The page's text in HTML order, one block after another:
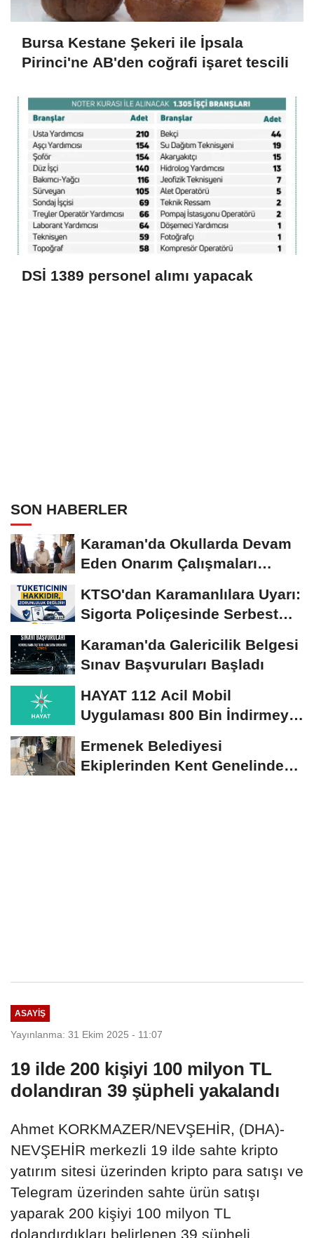
Bursa Kestane Şekeri ile İpsala
Pirinci'ne AB'den coğrafi işaret tescili
DSİ 1389 personel alımı yapacak
SON HABERLER
Karaman'da Okullarda Devam
Eden Onarım Çalışmaları
KTSO'dan Karamanlılara Uyarı:
Sigorta Poliçesinde Serbest
Karaman'da Galericilik Belgesi
Sınav Başvuruları Başladı
HAYAT 112 Acil Mobil
Uygulaması 800 Bin İndirmeyi
Ermenek Belediyesi
Ekiplerinden Kent Genelinde
ASAYIŞ
Yayınlanma: 31 Ekim 2025 - 11:07
19 ilde 200 kişiyi 100 milyon TL
dolandıran 39 şüpheli yakalandı
Ahmet KORKMAZER/NEVŞEHİR, (DHA)-
NEVŞEHİR merkezli 19 ilde sahte kripto
yatırım sitesi üzerinden kripto para satışı ve
Telegram üzerinden sahte ürün satışı
yaparak 200 kişiyi 100 milyon TL
dolandırdıkları belirlenen 39 şüpheli,